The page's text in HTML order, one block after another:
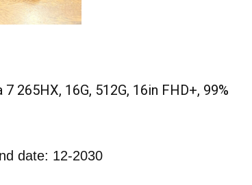
265HX, 16G, 512G, 16in FHD+, 99%
date: 12-2030